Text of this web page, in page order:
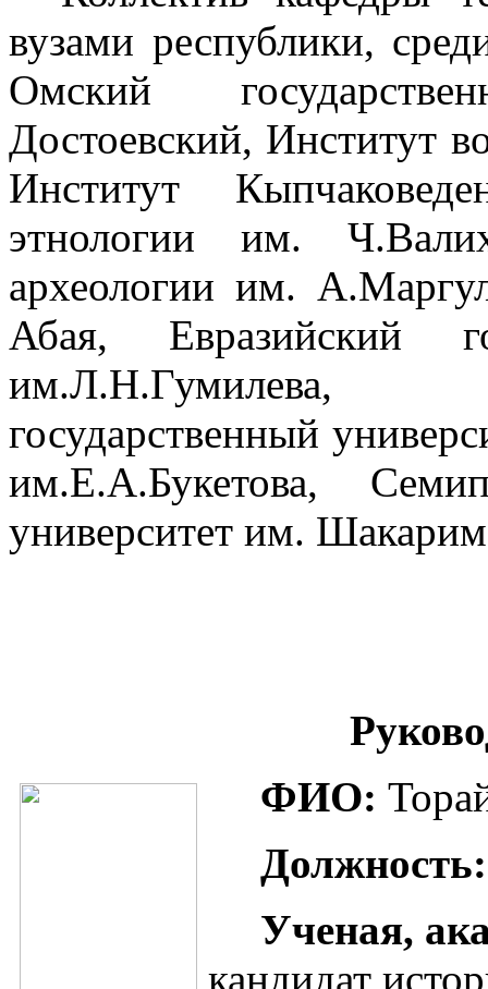
вузами республики,
Омский
Достоевский, Институт
Институт
этнологии им.
археологии им.
Абая, Евразийский
им.Л.Н.Гумилева,
государственный
им.Е.А.Букетова,
университет им.
ФИО:
Должность:
Ученая,
кандидат